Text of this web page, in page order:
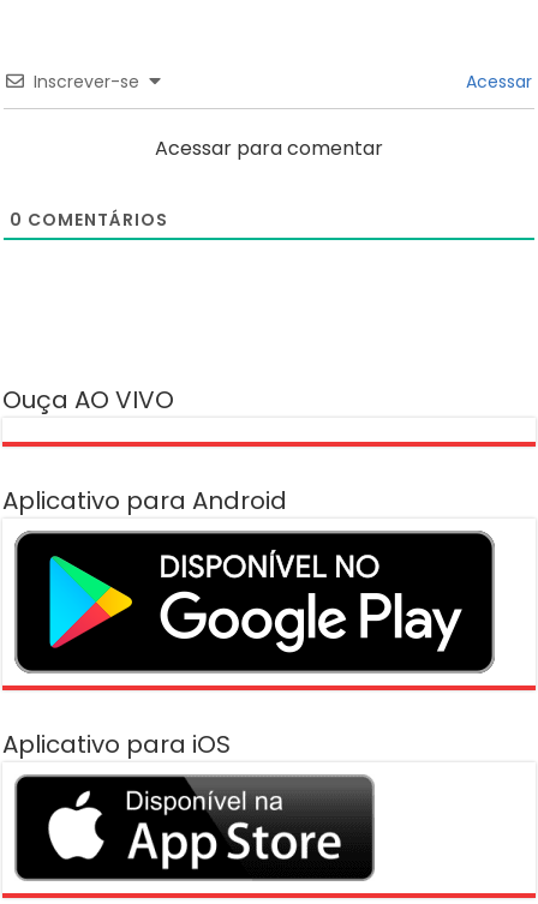
Inscrever-se Acessar
Acessar para comentar
0 COMENTÁRIOS
Ouça AO VIVO
Aplicativo para Android
Aplicativo para iOS